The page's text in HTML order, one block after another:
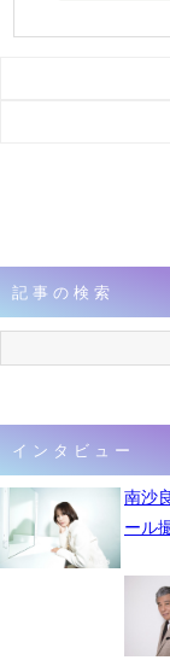
記事の検索
インタビュー
南沙
ール